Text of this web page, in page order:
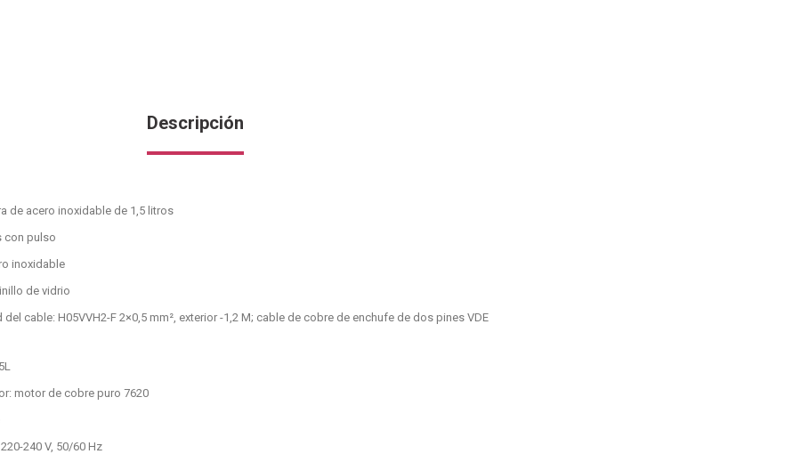
Descripción
de acero inoxidable de 1,5 litros
con pulso
inoxidable
de vidrio
cable: H05VVH2-F 2×0,5 mm², exterior -1,2 M; cable de cobre de enchufe de dos pines VDE
motor de cobre puro 7620
240 V, 50/60 Hz